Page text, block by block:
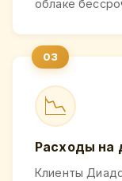
облаке
📉
Расходы на
Клиенты